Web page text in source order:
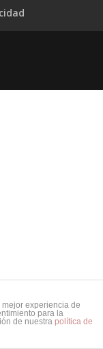
experiencia de
para la
de nuestra política de